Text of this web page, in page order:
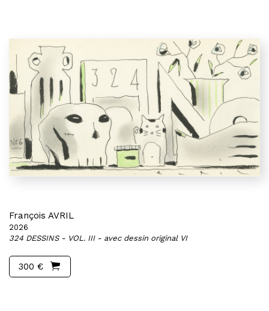
François AVRIL
2026
324 DESSINS - VOL. III - avec dessin original VI
300 €